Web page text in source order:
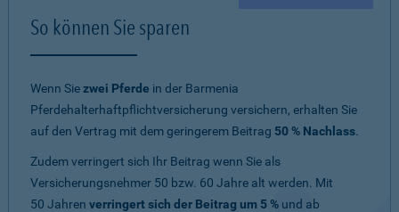
So können Sie sparen
Wenn Siezwei Pferde in der Barmenia
Pferdehalterhaftpflichtversicherung versichern, erhalten Sie
auf den Vertrag mit dem geringerem Beitrag 50 % Nachlass.
Zudem verringert sich Ihr Beitrag wenn Sie als
Versicherungsnehmer 50 bzw. 60 Jahre alt werden. Mit
50 Jahren verringert sich der Beitrag um 5 % und ab